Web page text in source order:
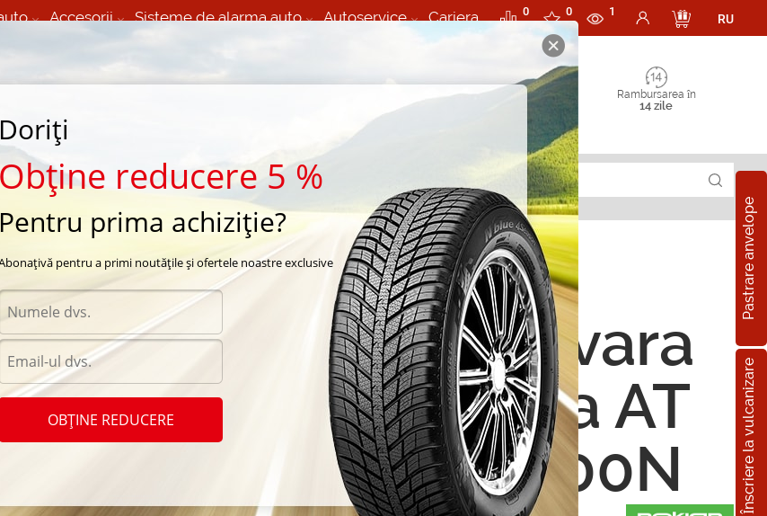
Accesorii Sisteme de alarma auto Autoservice Cariera 0 0 1
RU
24/7 non
Rambursarea în
14 zile
Pastrare anvelope
Înscriere la vulcanizare
Nokian Rotiiva AT 215/70 R16 100N
Anvelope de vara
Nokian Rotiiva AT
215/70 R16 100N
Doriți
Obține reducere 5 %
Pentru prima achiziție?
pentru a primi noutățile și ofertele noastre exclusive
OBȚINE REDUCERE